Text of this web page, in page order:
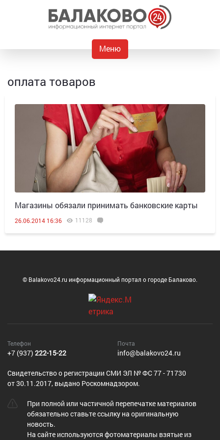
Меню
оплата товаров
Магазины обязали принимать банковские карты
26.06.2014 16:36 11128
© Balakovo24.ru информационный портал о городе Балаково.
Телефон
+7 (937) 222-15-22
Почта
info@balakovo24.ru
Cвидетельство о регистрации СМИ ЭЛ № ФС 77 - 71730
от 30.11.2017, выдано Роскомнадзором.
При полной или частичной перепечатке материалов
обязательно ставьте ссылку на оригинальную
новость.
На сайте используются фотоматериалы взятые из